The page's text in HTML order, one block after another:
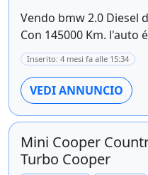
Vendo bmw 2.0 Diesel
Con 145000 Km. l'auto
Inserito: 4 mesi fa alle 15:34
VEDI ANNUNCIO
Mini Cooper
Turbo Cooper